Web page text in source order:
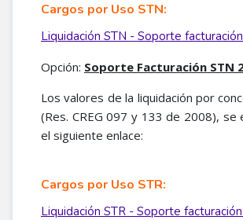
Cargos por Uso STN:
Liquidación STN - Soporte
Opción: Soporte Facturación STN
Los valores de la liquidación por
(Res. CREG 097 y 133 de 2008), se
el siguiente enlace:
Cargos por Uso STR:
Liquidación STR - Soporte